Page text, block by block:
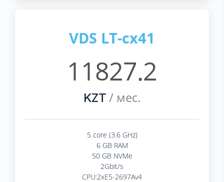
VDS LT-cx41
11827.2
KZT / мес.
5 core (3.6 GHz)
6 GB RAM
50 GB NVMe
2Gbit/s
CPU:2xE5-2697Av4